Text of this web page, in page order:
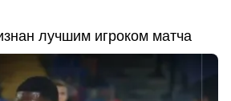
лучшим игроком матча